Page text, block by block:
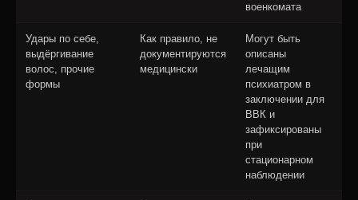
военкомата
Удары по себе,
выдёргивание
волос, прочие
формы
Как правило, не
документируются
медицински
Могут быть
описаны
лечащим
психиатром в
заключении для
ВВК и
зафиксированы
при
стационарном
наблюдении